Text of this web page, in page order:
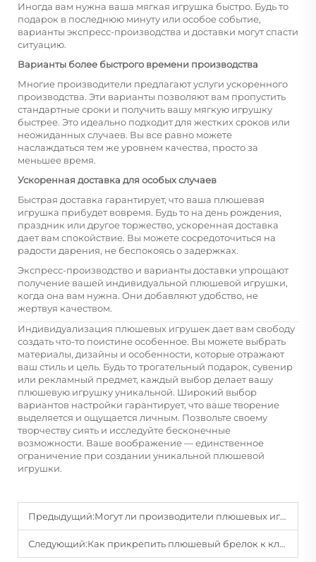
Иногда вам нужна ваша мягкая игрушка быстро. Будь то
подарок в последнюю минуту или особое событие,
варианты экспресс-производства и доставки могут спасти
ситуацию.
Варианты более быстрого времени производства
Многие производители предлагают услуги ускоренного
производства. Эти варианты позволяют вам пропустить
стандартные сроки и получить вашу мягкую игрушку
быстрее. Это идеально подходит для жестких сроков или
неожиданных случаев. Вы все равно можете
наслаждаться тем же уровнем качества, просто за
меньшее время.
Ускоренная доставка для особых случаев
Быстрая доставка гарантирует, что ваша плюшевая
игрушка прибудет вовремя. Будь то на день рождения,
праздник или другое торжество, ускоренная доставка
дает вам спокойствие. Вы можете сосредоточиться на
радости дарения, не беспокоясь о задержках.
Экспресс-производство и варианты доставки упрощают
получение вашей индивидуальной плюшевой игрушки,
когда она вам нужна. Они добавляют удобство, не
жертвуя качеством.
Индивидуализация плюшевых игрушек дает вам свободу
создать что-то поистине особенное. Вы можете выбрать
материалы, дизайны и особенности, которые отражают
ваш стиль и цель. Будь то трогательный подарок, сувенир
или рекламный предмет, каждый выбор делает вашу
плюшевую игрушку уникальной. Широкий выбор
вариантов настройки гарантирует, что ваше творение
выделяется и ощущается личным. Позвольте своему
творчеству сиять и исследуйте бесконечные
возможности. Ваше воображение — единственное
ограничение при создании уникальной плюшевой
игрушки.
Предыдущий:Могут ли производители плюшевых игрушек на заказ обеспечить соблюдение стандартов безопасности для детей?
Следующий:Как прикрепить плюшевый брелок к ключам?